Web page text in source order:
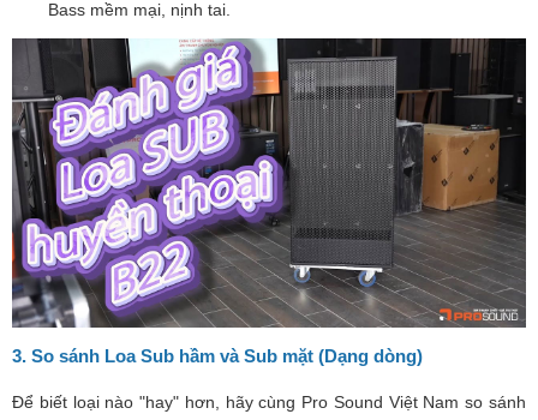
Bass mềm mại, nịnh tai.
3. So sánh Loa Sub hầm và Sub mặt (Dạng dòng)
Để biết loại nào "hay" hơn, hãy cùng Pro Sound Việt Nam so sánh